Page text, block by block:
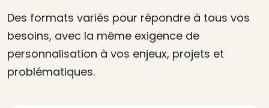
Des formats variés pour répondre à tous vos
besoins, avec la même exigence de
personnalisation à vos enjeux, projets et
problématiques.